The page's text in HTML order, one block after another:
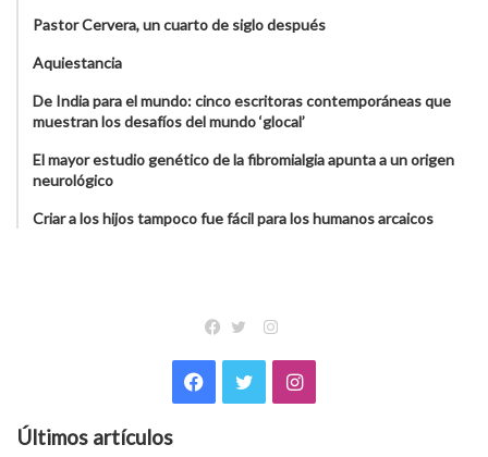
Pastor Cervera, un cuarto de siglo después
Aquiestancia
De India para el mundo: cinco escritoras contemporáneas que
muestran los desafíos del mundo ‘glocal’
El mayor estudio genético de la fibromialgia apunta a un origen
neurológico
Criar a los hijos tampoco fue fácil para los humanos arcaicos
Instagram
Facebook
TwitterInstagram
Últimos artículos